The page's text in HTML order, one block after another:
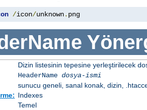
/icon/unknown. png
Dizin listesinin tepesine yerleştirilecek
HeaderName dosya-ismi
sunucu geneli, sanal konak, dizin,
Indexes
Temel